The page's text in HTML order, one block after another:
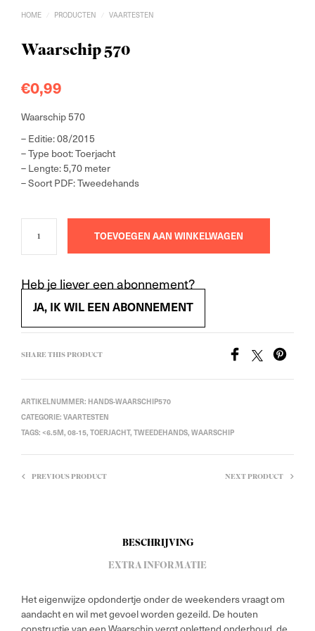
HOME / PRODUCTEN / VAARTESTEN
Waarschip 570
€0,99
Waarschip 570
– Editie: 08/2015
– Type boot: Toerjacht
– Lengte: 5,70 meter
– Soort PDF: Tweedehands
TOEVOEGEN AAN WINKELWAGEN
Heb je liever een abonnement?
JA, IK WIL EEN ABONNEMENT
SHARE THIS PRODUCT
ARTIKELNUMMER: HANDS-WAARSCHIP570
CATEGORIE: VAARTESTEN
TAGS: <6.5M, 08-15, TOERJACHT, TWEEDEHANDS, WAARSCHIP
PREVIOUS PRODUCT NEXT PRODUCT
BESCHRIJVING
EXTRA INFORMATIE
Het eigenwijze opdondertje onder de weekenders vraagt om
aandacht en wil met gevoel worden gezeild. De houten